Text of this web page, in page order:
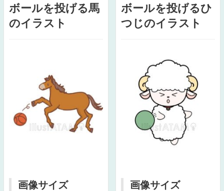
ボールを投げる馬
のイラスト
画像サイズ
ボールを投げるひ
つじのイラスト
画像サイズ